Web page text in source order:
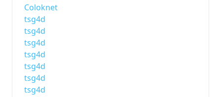
Coloknet
tsg4d
tsg4d
tsg4d
tsg4d
tsg4d
tsg4d
tsg4d